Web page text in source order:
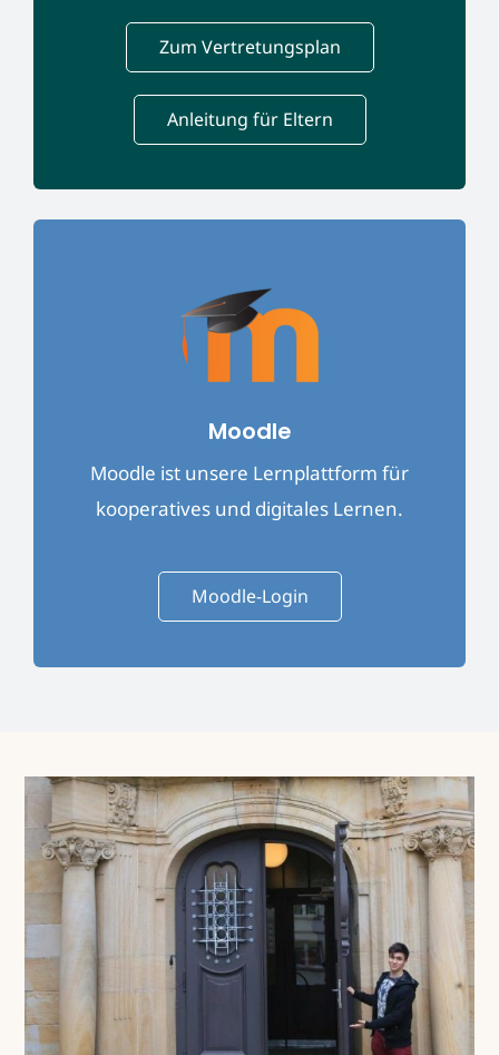
Zum Vertretungsplan
Anleitung für Eltern
Moodle
Moodle ist unsere Lernplattform für
kooperatives und digitales Lernen.
Moodle-Login